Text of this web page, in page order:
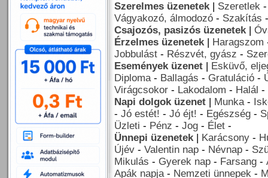
Szerelmes üzenetek| Szeretlek
Vágyakozó, álmodozó - Szakítás
Csajozós, pasizós üzenetek|
Érzelmes üzenetek| Haragszom
Jobbulást - Részvét, gyász -
Események üzenet | Esküvő,
Diploma- Ballagás - Gratuláció -
Virágcsokor - Lakodalom - Halál -
Napi dolgok üzenet | Munka-
- Jó estét! - Jó éjt! - Egészség -
Üzleti - Pénz - Jog - Élet -
Ünnepi üzenetek| Karácsony -
Újév - Valentin nap - Névnap -
Mikulás - Gyerek nap - Farsang -
Apák napja- Nemzeti ünnepek -